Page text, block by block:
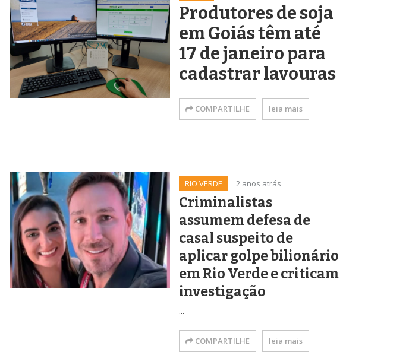
Produtores de soja
em Goiás têm até
17 de janeiro para
cadastrar lavouras
COMPARTILHE leia mais
RIO VERDE 2 anos atrás
Criminalistas
assumem defesa de
casal suspeito de
aplicar golpe bilionário
em Rio Verde e criticam
investigação
...
COMPARTILHE leia mais